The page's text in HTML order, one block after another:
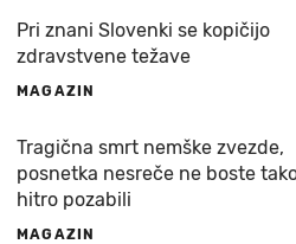
Pri znani Slovenki se kopičijo
zdravstvene težave
MAGAZIN
Tragična smrt nemške zvezde,
posnetka nesreče ne boste
hitro pozabili
MAGAZIN